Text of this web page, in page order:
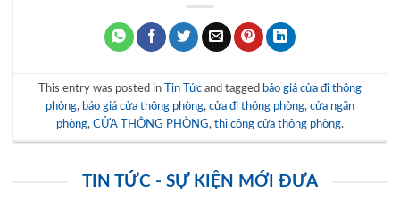
This entry was posted in Tin Tức and tagged báo giá cửa đi thông
phòng, báo giá cửa thông phòng, cửa đi thông phòng, cửa ngăn
phòng, CỬA THÔNG PHÒNG, thi công cửa thông phòng.
TIN TỨC - SỰ KIỆN MỚI ĐƯA